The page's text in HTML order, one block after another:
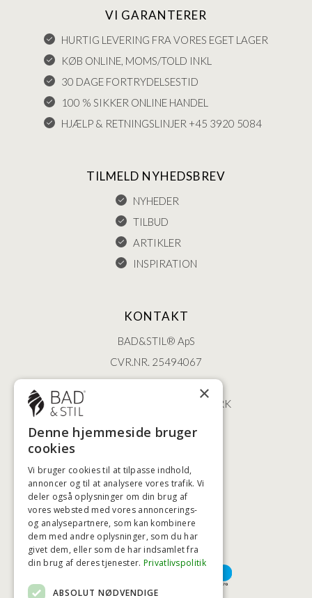
VI GARANTERER
HURTIG LEVERING FRA VORES EGET LAGER
KØB ONLINE, MOMS/TOLD INKL
30 DAGE FORTRYDELSESTID
100 % SIKKER ONLINE HANDEL
HJÆLP & RETNINGSLINJER +45 3920 5084
TILMELD NYHEDSBREV
NYHEDER
TILBUD
ARTIKLER
INSPIRATION
KONTAKT
BAD&STIL® ApS
CVR.NR. 25494067
ØSTERBROGADE 202
2100 KØBENHAVN • DANMARK
+45 3920 5084
HØJESTE KREDITVÆRDIGHED
BETALINGSMULIGHEDER
×
Denne hjemmeside bruger
cookies
Vi bruger cookies til at tilpasse indhold,
annoncer og til at analysere vores trafik. Vi
deler også oplysninger om din brug af
vores websted med vores annoncerings-
og analysepartnere, som kan kombinere
dem med andre oplysninger, som du har
givet dem, eller som de har indsamlet fra
din brug af deres tjenester. Privatlivspolitik
ABSOLUT NØDVENDIGE